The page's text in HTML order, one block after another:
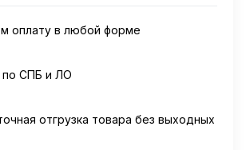
оплату в любой форме
по СПБ и ЛО
отгрузка товара без выходных